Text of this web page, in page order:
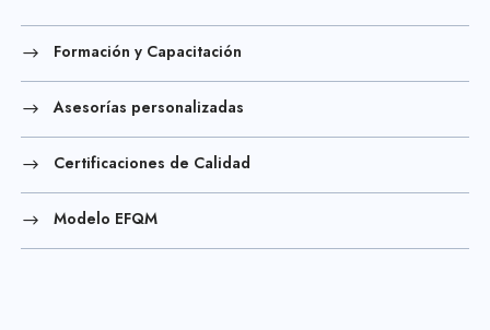
Formación y Capacitación
Asesorías personalizadas
Certificaciones de Calidad
Modelo EFQM